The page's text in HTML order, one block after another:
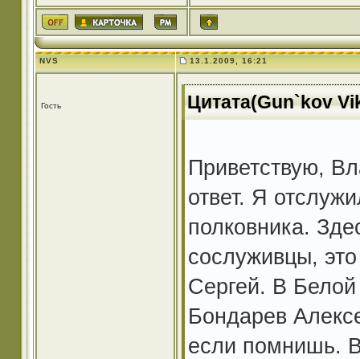
NVS 13.1.2009, 16:21
Гость Цитата(Gun`kov
Приветствую,
ответ. Я
полковника.
сослуживцы,
Сергей. В Белой
Бондарев
если помнишь.